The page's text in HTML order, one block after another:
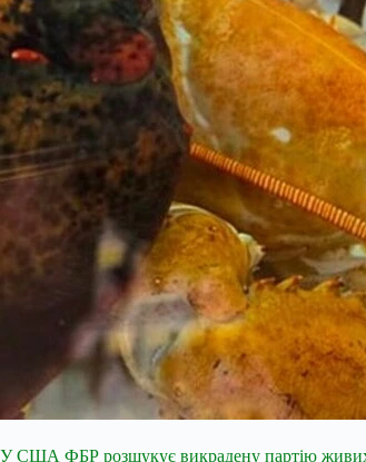
У США ФБР розшукує викрадену партію живих